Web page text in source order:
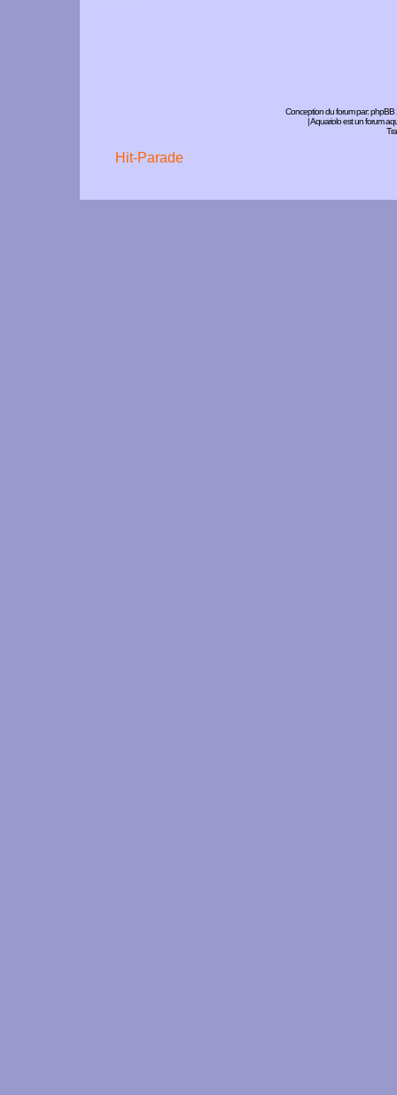
Conception du forum par:phpBB
| Aquariolo est un forum